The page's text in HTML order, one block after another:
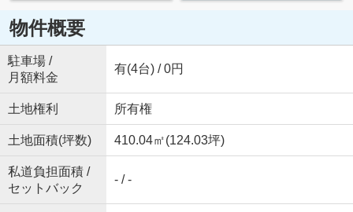
物件概要
駐車場 /
月額料金
有(4台) / 0円
土地権利 所有権
土地面積(坪数) 410.04㎡(124.03坪)
私道負担面積 /
セットバック
- / -